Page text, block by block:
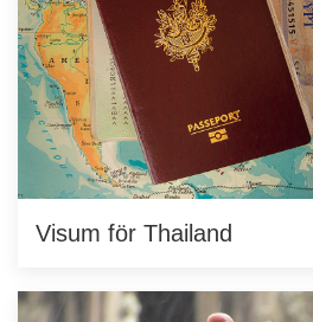
Visum för Thailand